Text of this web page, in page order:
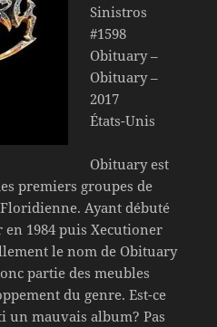
Sinistros
#1598
Obituary –
Obituary –
2017
États-Unis
Obituary est
premiers groupes de
Ayant débuté
1984 puis Xecutioner
le nom de Obituary
partie des meubles
du genre. Est-ce
un mauvais album? Pas